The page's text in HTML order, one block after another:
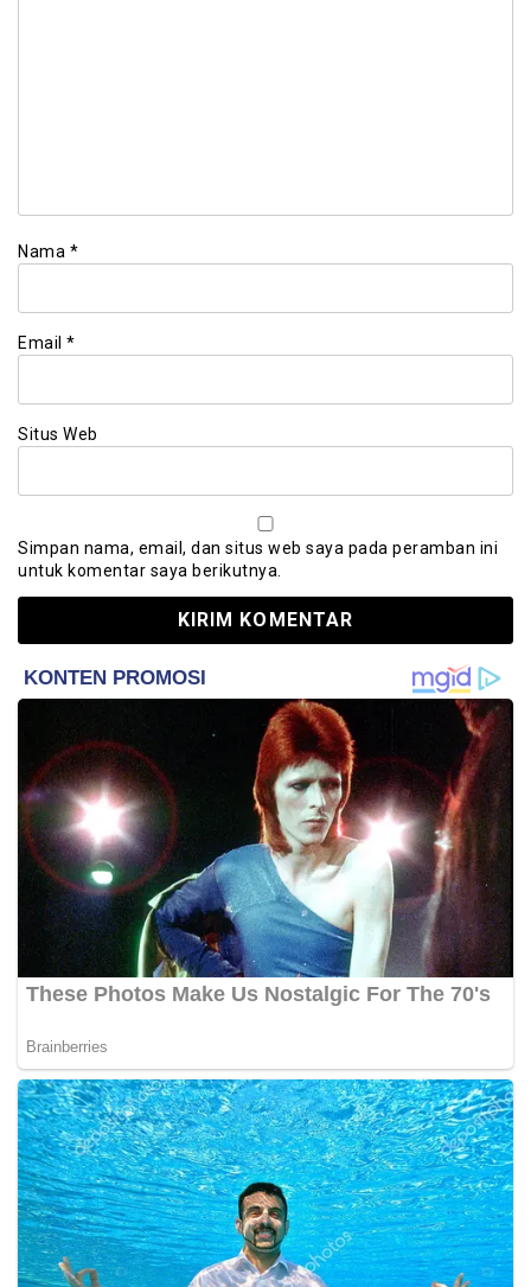
Nama *
Email *
Situs Web
Simpan nama, email, dan situs web saya pada peramban ini
untuk komentar saya berikutnya.